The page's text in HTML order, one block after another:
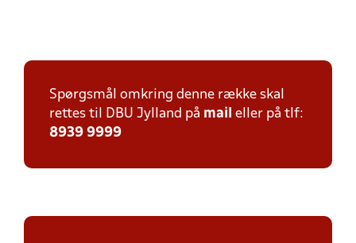
Spørgsmål omkring denne række skal
rettes til DBU Jylland på mail eller på tlf:
8939 9999